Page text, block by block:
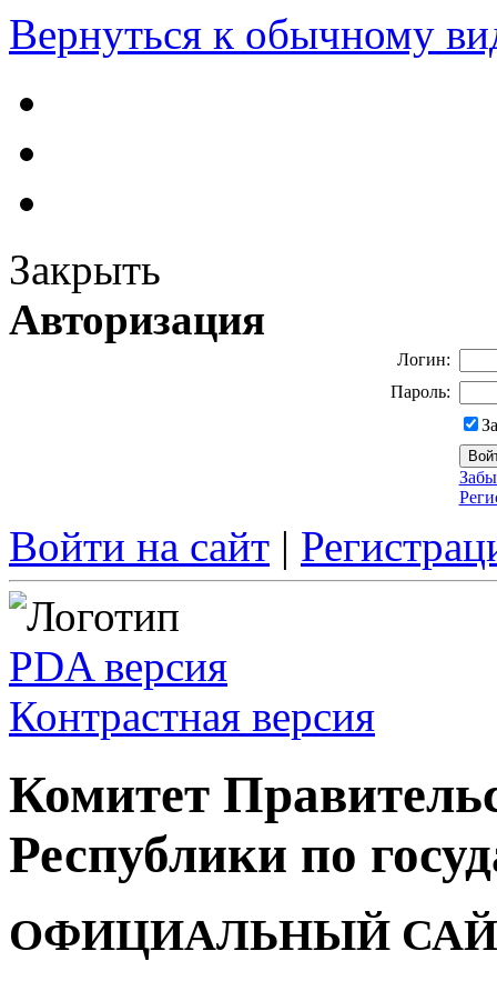
Вернуться к обычному
Закрыть
Авторизация
Логин:
Пароль:
Войти на сайт |
PDA версия
Контрастная версия
Комитет
Республики по
ОФИЦИАЛЬНЫЙ